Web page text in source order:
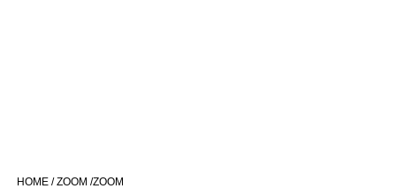
HOME /ZOOM /ZOOM